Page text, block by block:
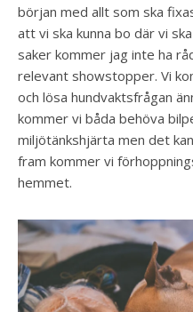
början med allt som ska
att vi ska kunna bo där vi
saker kommer jag inte ha
relevant showstopper. Vi
och lösa hundvaktsfrågan
kommer vi båda behöva
miljötänkshjärta men det
fram kommer vi
hemmet.